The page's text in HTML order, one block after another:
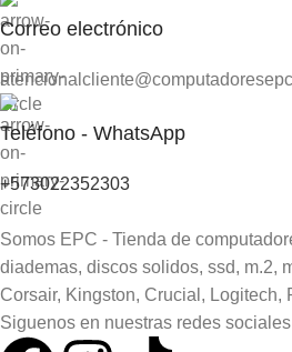
Correo electrónico
Teléfono - WhatsApp
+573022352303
Somos EPC - Tienda de
diademas, discos solidos, ssd, m.2,
Corsair, Kingston, Crucial, Logitech,
Siguenos en nuestras redes sociales